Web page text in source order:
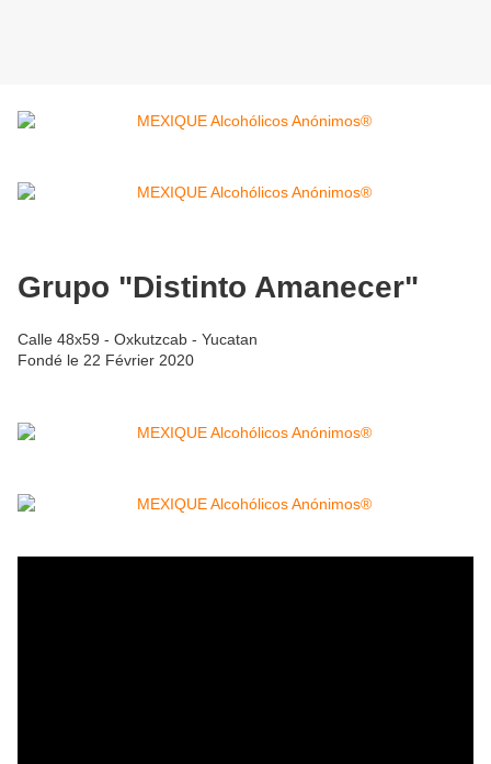
Grupo "Distinto Amanecer"
Calle 48x59 - Oxkutzcab - Yucatan
Fondé le 22 Février 2020